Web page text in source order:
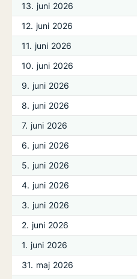
13. juni 2026
12. juni 2026
11. juni 2026
10. juni 2026
9. juni 2026
8. juni 2026
7. juni 2026
6. juni 2026
5. juni 2026
4. juni 2026
3. juni 2026
2. juni 2026
1. juni 2026
31. maj 2026